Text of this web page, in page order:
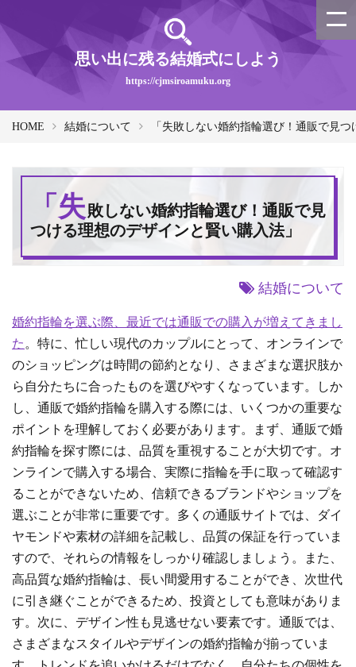
思い出に残る結婚式にしよう
https://cjmsiroamuku.org
HOME 結婚について 「失敗しない婚約指輪選び！通販で見
「失敗しない婚約指輪選び！通販で見
つける理想のデザインと賢い購入法」
結婚について
婚約指輪を選ぶ際、最近では通販での購入が増えてきまし
た 。特に、忙しい現代のカップルにとって、オンラインで
のショッピングは時間の節約となり、さまざまな選択肢か
ら自分たちに合ったものを選びやすくなっています。しか
し、通販で婚約指輪を購入する際には、いくつかの重要な
ポイントを理解しておく必要があります。まず、通販で婚
約指輪を探す際には、品質を重視することが大切です。オ
ンラインで購入する場合、実際に指輪を手に取って確認す
ることができないため、信頼できるブランドやショップを
選ぶことが非常に重要です。多くの通販サイトでは、ダイ
ヤモンドや素材の詳細を記載し、品質の保証を行っていま
すので、それらの情報をしっかり確認しましょう。また、
高品質な婚約指輪は、長い間愛用することができ、次世代
に引き継ぐことができるため、投資としても意味がありま
す。次に、デザイン性も見逃せない要素です。通販では、
さまざまなスタイルやデザインの婚約指輪が揃っていま